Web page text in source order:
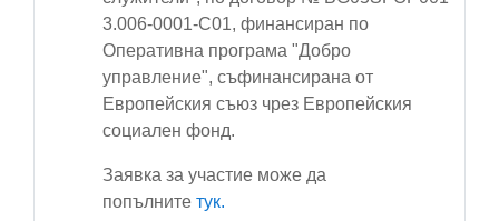
3.006-0001-С01, финансиран по
Оперативна програма "Добро
управление", съфинансирана от
Европейския съюз чрез Европейския
социален фонд.
Заявка за участие може да
попълните тук.